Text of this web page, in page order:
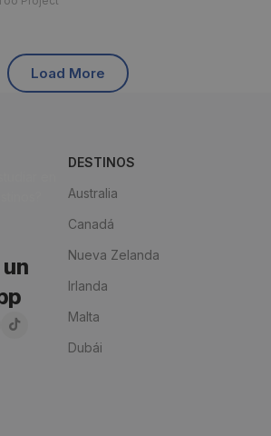
Load More
DESTINOS
Australia
Canadá
Nueva Zelanda
Irlanda
Malta
Dubái